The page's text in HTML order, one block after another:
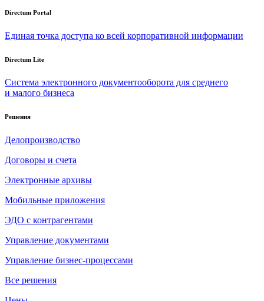
Directum Portal
Единая точка доступа ко всей корпоративной информации
Directum Lite
Система электронного документооборота для среднего
и малого бизнеса
Решения
Делопроизводство
Договоры и счета
Электронные архивы
Мобильные приложения
ЭДО с контрагентами
Управление документами
Управление бизнес-процессами
Все решения